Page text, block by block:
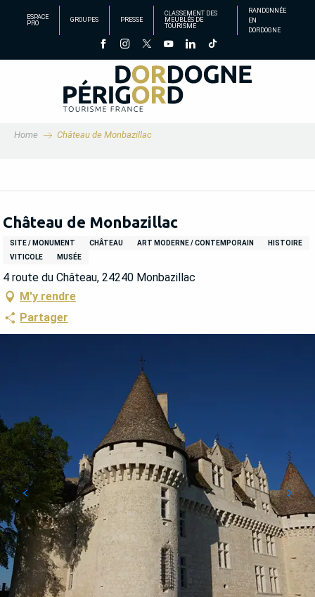
principal
ESPACE
PRO
GROUPES PRESSE
CLASSEMENT DES
MEUBLÉS DE
TOURISME
RANDONNÉE
EN
DORDOGNE
Home Château de Monbazillac
Château de Monbazillac
SITE / MONUMENT CHÂTEAU ART MODERNE / CONTEMPORAIN
HISTOIRE
VITICOLE
MUSÉE
4 route du Château, 24240 Monbazillac
M'y rendre
Partager